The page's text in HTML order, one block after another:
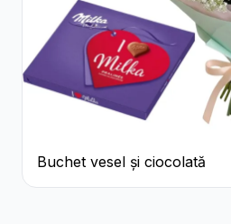
Buchet vesel și ciocolată